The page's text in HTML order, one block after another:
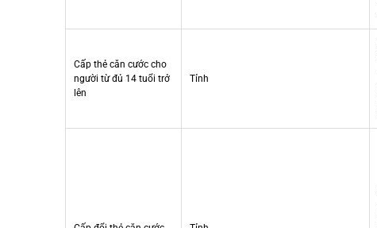
Cấp thẻ căn cước cho
người từ đủ 14 tuổi trở
lên
Tỉnh